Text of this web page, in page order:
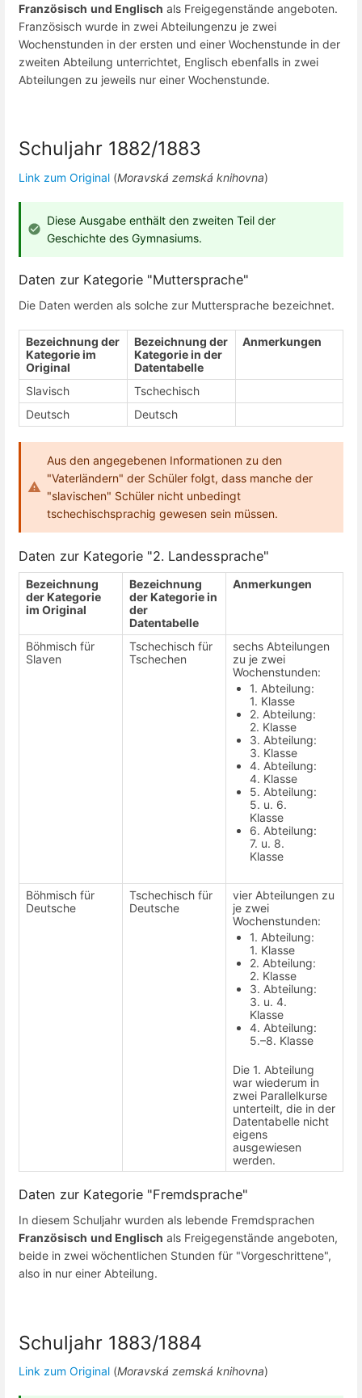
Französisch und Englisch als Freigegenstände angeboten.
Französisch wurde in zwei Abteilungenzu je zwei
Wochenstunden in der ersten und einer Wochenstunde in der
zweiten Abteilung unterrichtet, Englisch ebenfalls in zwei
Abteilungen zu jeweils nur einer Wochenstunde.
Schuljahr 1882/1883
Link zum Original (Moravská zemská knihovna)
Diese Ausgabe enthält den zweiten Teil der
Geschichte des Gymnasiums.
Daten zur Kategorie "Muttersprache"
Die Daten werden als solche zur Muttersprache bezeichnet.
Bezeichnung der
Kategorie im
Original
Bezeichnung der
Kategorie in der
Datentabelle
Anmerkungen
Slavisch
Tschechisch
Deutsch
Deutsch
Aus den angegebenen Informationen zu den
"Vaterländern" der Schüler folgt, dass manche der
"slavischen" Schüler nicht unbedingt
tschechischsprachig gewesen sein müssen.
Daten zur Kategorie "2. Landessprache"
Bezeichnung
der Kategorie
im Original
Bezeichnung
der Kategorie in
der
Datentabelle
Anmerkungen
Böhmisch für
Slaven
Tschechisch für
Tschechen
sechs Abteilungen
zu je zwei
Wochenstunden:
1. Abteilung:
1. Klasse
2. Abteilung:
2. Klasse
3. Abteilung:
3. Klasse
4. Abteilung:
4. Klasse
5. Abteilung:
5. u. 6.
Klasse
6. Abteilung:
7. u. 8.
Klasse
Böhmisch für
Deutsche
Tschechisch für
Deutsche
vier Abteilungen zu
je zwei
Wochenstunden:
1. Abteilung:
1. Klasse
2. Abteilung:
2. Klasse
3. Abteilung:
3. u. 4.
Klasse
4. Abteilung:
5.–8. Klasse
Die 1. Abteilung
war wiederum in
zwei Parallelkurse
unterteilt, die in der
Datentabelle nicht
eigens
ausgewiesen
werden.
Daten zur Kategorie "Fremdsprache"
In diesem Schuljahr wurden als lebende Fremdsprachen
Französisch und Englisch als Freigegenstände angeboten,
beide in zwei wöchentlichen Stunden für "Vorgeschrittene",
also in nur einer Abteilung.
Schuljahr 1883/1884
Link zum Original (Moravská zemská knihovna)